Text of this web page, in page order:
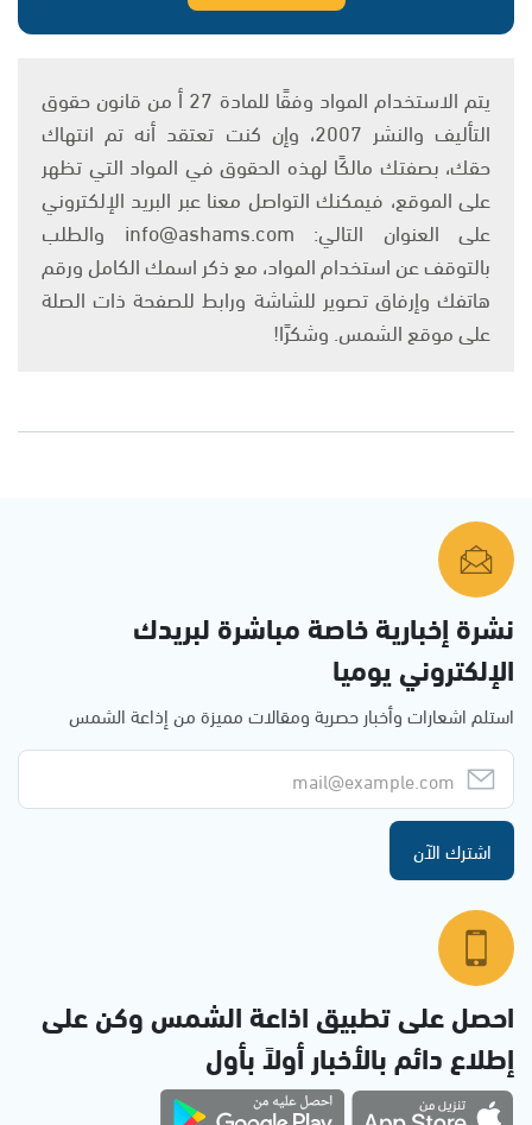
يتم الاستخدام المواد وفقًا للمادة 27 أ من قانون حقوق
التأليف والنشر 2007، وإن كنت تعتقد أنه تم انتهاك
حقك، بصفتك مالكًا لهذه الحقوق في المواد التي تظهر
على الموقع، فيمكنك التواصل معنا عبر البريد الإلكتروني
على العنوان التالي: info@ashams.com والطلب
بالتوقف عن استخدام المواد، مع ذكر اسمك الكامل ورقم
هاتفك وإرفاق تصوير للشاشة ورابط للصفحة ذات الصلة
على موقع الشمس. وشكرًا!
نشرة إخبارية خاصة مباشرة لبريدك
الإلكتروني يوميا
استلم اشعارات وأخبار حصرية ومقالات مميزة من إذاعة الشمس
اشترك الآن
احصل على تطبيق اذاعة الشمس وكن على
إطلاع دائم بالأخبار أولاً بأول